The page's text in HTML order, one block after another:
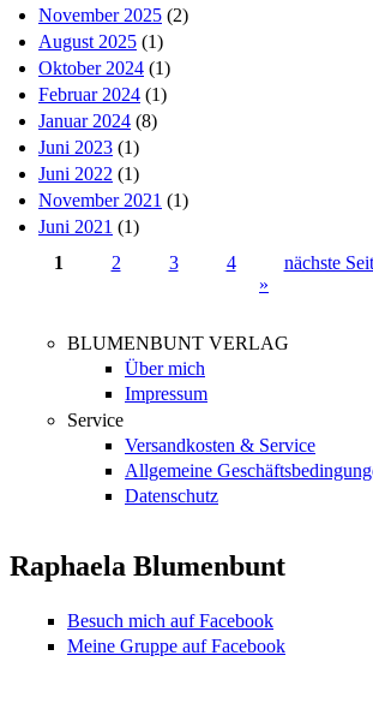
November 2025 (2)
August 2025 (1)
Oktober 2024 (1)
Februar 2024 (1)
Januar 2024 (8)
Juni 2023 (1)
Juni 2022 (1)
November 2021 (1)
Juni 2021 (1)
1 2 3 4 nächste
»
BLUMENBUNT VERLAG
Über mich
Impressum
Service
Versandkosten & Service
Allgemeine
Datenschutz
Raphaela Blumenbunt
Besuch mich auf Facebook
Meine Gruppe auf Facebook